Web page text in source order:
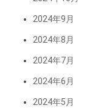
2024年9月
2024年8月
2024年7月
2024年6月
2024年5月